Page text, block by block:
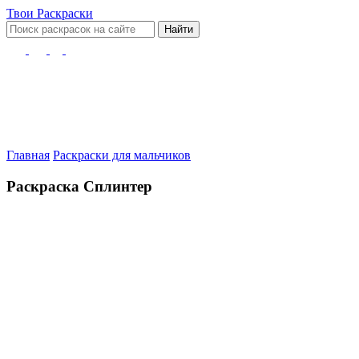
Твои Раскраски
Найти
Главная Раскраски для мальчиков
Раскраска Сплинтер